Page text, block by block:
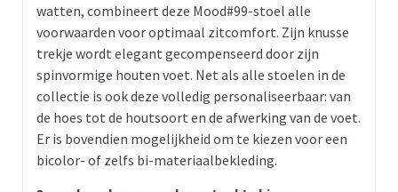
watten, combineert deze Mood#99-stoel alle
voorwaarden voor optimaal zitcomfort. Zijn knusse
trekje wordt elegant gecompenseerd door zijn
spinvormige houten voet. Net als alle stoelen in de
collectie is ook deze volledig personaliseerbaar: van
de hoes tot de houtsoort en de afwerking van de voet.
Er is bovendien mogelijkheid om te kiezen voor een
bicolor- of zelfs bi-materiaalbekleding.